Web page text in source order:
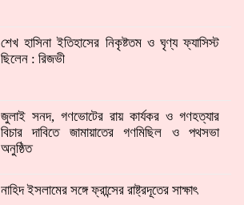
শেখ হাসিনা ইতিহাসের নিকৃষ্টতম ও ঘৃণ্য ফ্যাসিস্ট
ছিলেন : রিজভী
জুলাই সনদ, গণভোটের রায় কার্যকর ও গণহত্যার
বিচার দাবিতে জামায়াতের গণমিছিল ও পথসভা
অনুষ্ঠিত
নাহিদ ইসলামের সঙ্গে ফ্রান্সের রাষ্ট্রদূতের সাক্ষাৎ